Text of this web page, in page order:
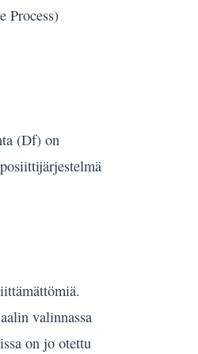
Process)
(Df) on
valinnassa
on jo otettu